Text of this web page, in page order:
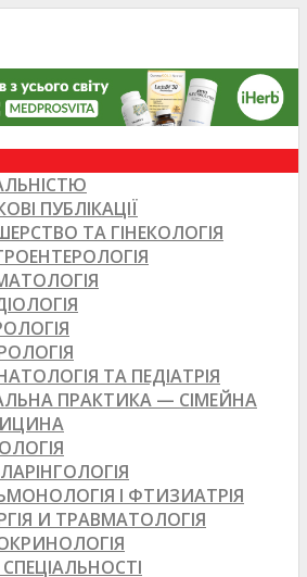
ПУБЛІКАЦІЇ
ТА ГІНЕКОЛОГІЯ
ТА ПЕДІАТРІЯ
ПРАКТИКА — СІМЕЙНА
І ФТИЗИАТРІЯ
И ТРАВМАТОЛОГІЯ
СПЕЦІАЛЬНОСТІ